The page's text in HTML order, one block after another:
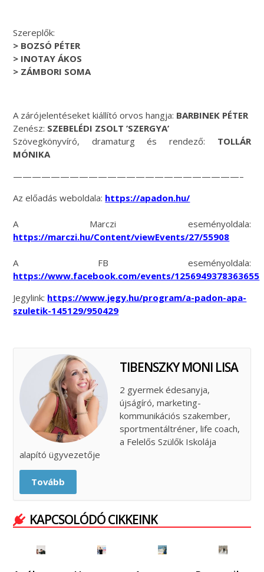
Szereplők:
> BOZSÓ PÉTER
> INOTAY ÁKOS
> ZÁMBORI SOMA
A zárójelentéseket kiállító orvos hangja: BARBINEK PÉTER
Zenész: SZEBELÉDI ZSOLT ’SZERGYA’
Szövegkönyvíró, dramaturg és rendező: TOLLÁR
MÓNIKA
————————————————————————–
Az előadás weboldala: https://apadon.hu/
A Marczi eseményoldala:
https://marczi.hu/Content/viewEvents/27/55908
A FB eseményoldala:
https://www.facebook.com/events/1256949378363655
Jegylink: https://www.jegy.hu/program/a-padon-apa-
szuletik-145129/950429
TIBENSZKY MONI LISA
2 gyermek édesanyja,
újságíró, marketing-
kommunikációs szakember,
sportmentáltréner, life coach,
a Felelős Szülők Iskolája
alapító ügyvezetője
Tovább
KAPCSOLÓDÓ CIKKEINK